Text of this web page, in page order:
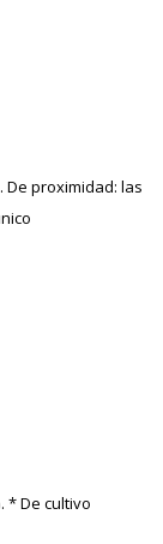
De proximidad: las
* De cultivo